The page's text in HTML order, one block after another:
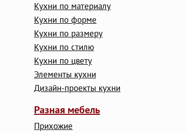
Кухни по материалу
Кухни по форме
Кухни по размеру
Кухни по стилю
Кухни по цвету
Элементы кухни
Дизайн-проекты кухни
Разная мебель
Прихожие